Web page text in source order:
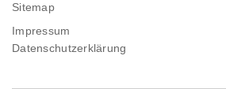
Sitemap
Impressum
Datenschutzerklärung